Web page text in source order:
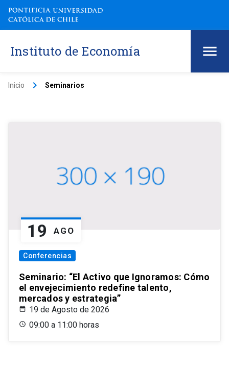
Instituto de Economía
Inicio keyboard_arrow_right Seminarios
19 AGO
Conferencias
Seminario: “El Activo que Ignoramos: Cómo
el envejecimiento redefine talento,
mercados y estrategia”
19 de Agosto de 2026
09:00 a 11:00 horas